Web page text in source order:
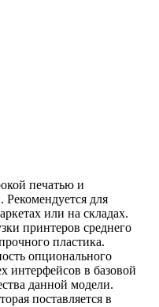
печатью и
для
или на складах.
принтеров среднего
пластика.
опционального
интерфейсов в базовой
данной модели.
поставляется в